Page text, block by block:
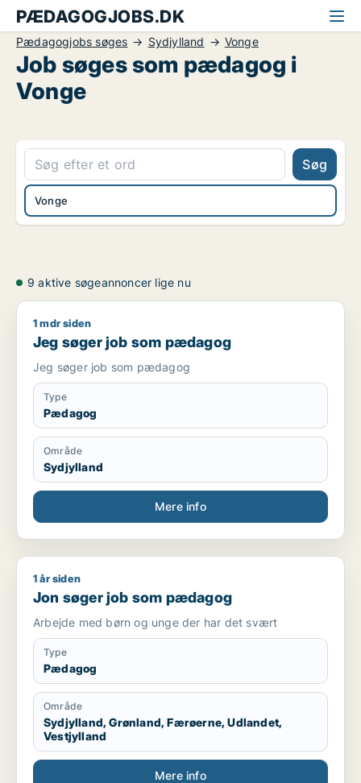
PÆDAGOGJOBS.DK
Pædagogjobs søges Sydjylland Vonge
Job søges som pædagog i
Vonge
Søg
Vonge
9 aktive søgeannoncer lige nu
Jeg søger job som pædagog
1 mdr siden
Jeg søger job som pædagog
Jeg søger job som pædagog
Type
Pædagog
Område
Sydjylland
Mere info
Jon søger job som pædagog
1 år siden
Jon søger job som pædagog
Arbejde med børn og unge der har det svært
Type
Pædagog
Område
Sydjylland, Grønland, Færøerne, Udlandet,
Vestjylland
Mere info